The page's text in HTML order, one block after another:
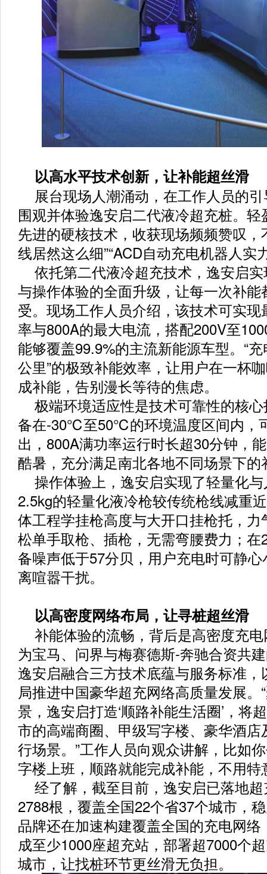
以高水平技术创新，让补能超丝滑
展台现场人潮涌动，在工作人员的
围观并体验逸安启二代液冷超充桩。
先进的硬核技术，收获现场频频赞叹，
线居然这么细”“ACD自动充电机器人实
依托第二代液冷超充技术，逸安启
与操作体验的全面升级，让每一次补
受。现场工作人员介绍，该技术可实
率与800A的最大电流，搭配200V至
能够覆盖99.9%的主流新能源车型。“
公里”的极致补能效率，让用户在一杯
成补能，告别漫长等待的焦虑。
极端环境适应性是技术可靠性的核
备在-30℃至50℃的环境温度区间内，
出，800A满功率运行时长超30分钟，
酷暑，充分满足南北各地不同场景下的
操作体验上，逸安启实现了轻量化
2.5kg的轻量化液冷枪较传统枪线减重
体工程学挂枪高度与大开口挂枪托，
松单手取枪、插枪，无需弯腰费力；
备噪声低于57分贝，用户充电时可静
离喧嚣干扰。
以高密度网络布局，让寻桩超丝滑
补能体验的流畅，背后是高密度充
为宝马、问界与梅赛德斯-奔驰合资共
逸安启融合三方技术底蕴与服务标准
局推进中国豪华超充网络高质量发展。
景，逸安启打造‘顺路补能生活圈’，将
市的高端商圈、甲级写字楼、豪华酒
行场景。”工作人员向观众讲解，比如
字楼上班，顺路就能完成补能，不用特
经了解，截至目前，逸安启已落地
2788根，覆盖全国22个省37个城市，
品牌还在加速构建覆盖全国的充电网
成至少1000座超充站，部署超7000个
城市，让找桩环节更丝滑无负担。